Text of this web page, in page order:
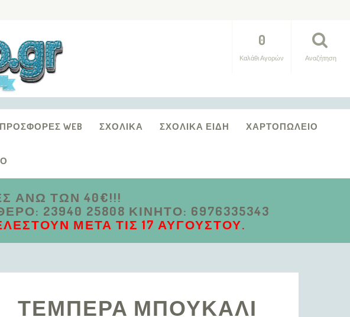
Αναζήτηση
0
Καλάθι Αγορών
ΠΡΟΣΦΟΡΈΣ WEB ΣΧΟΛΙΚΆ ΣΧΟΛΙΚΆ ΕΊΔΗ ΧΑΡΤΟΠΩΛΕΊΟ
ΑΝΩ ΤΩΝ 40€!!!
23940 25808 ΚΙΝΗΤΌ: 6976335343
ΜΕΤΆ ΤΙΣ 17 ΑΥΓΟΎΣΤΟΥ.
ΤΕΜΠΕΡΑ ΜΠΟΥΚΑΛΙ